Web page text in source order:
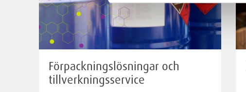
Förpackningslösningar och
tillverkningsservice